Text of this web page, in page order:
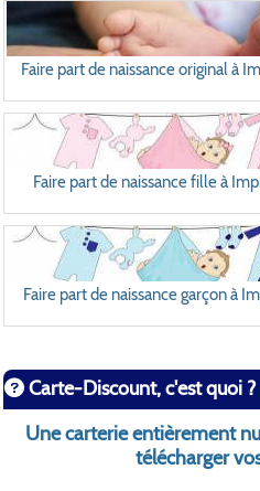
Faire part de naissance original à
Faire part de naissance fille à
Faire part de naissance garçon à
Carte-Discount, c'est quoi ?
Une carterie entièrement
télécharger